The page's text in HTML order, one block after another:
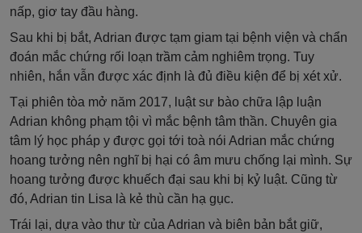
nấp, giơ tay đầu hàng.
Sau khi bị bắt, Adrian được tạm giam tại bệnh viện và chẩn
đoán mắc chứng rối loạn trầm cảm nghiêm trọng. Tuy
nhiên, hắn vẫn được xác định là đủ điều kiện để bị xét xử.
Tại phiên tòa mở năm 2017, luật sư bào chữa lập luận
Adrian không phạm tội vì mắc bệnh tâm thần. Chuyên gia
tâm lý học pháp y được gọi tới toà nói Adrian mắc chứng
hoang tưởng nên nghĩ bị hại có âm mưu chống lại mình. Sự
hoang tưởng được khuếch đại sau khi bị kỷ luật. Cũng từ
đó, Adrian tin Lisa là kẻ thù cần hạ gục.
Trái lại, dựa vào thư từ của Adrian và biên bản bắt giữ,